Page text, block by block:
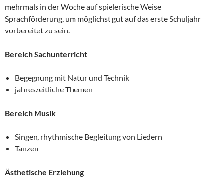
mehrmals in der Woche auf spielerische Weise
Sprachförderung, um möglichst gut auf das erste Schuljahr
vorbereitet zu sein.
Bereich Sachunterricht
Begegnung mit Natur und Technik
jahreszeitliche Themen
Bereich Musik
Singen, rhythmische Begleitung von Liedern
Tanzen
Ästhetische Erziehung